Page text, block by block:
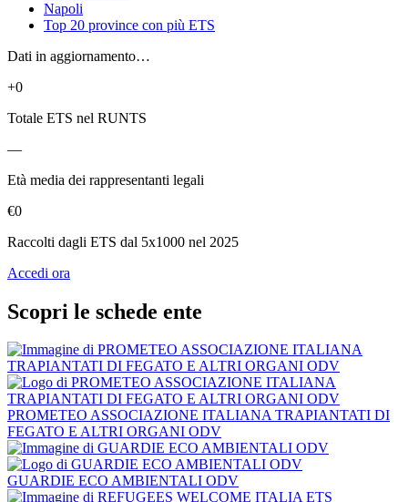
Napoli
Top 20 province con più ETS
Dati in aggiornamento…
+0
Totale ETS nel RUNTS
—
Età media dei rappresentanti legali
€0
Raccolti dagli ETS dal 5x1000 nel 2025
Accedi ora
Scopri le schede ente
PROMETEO ASSOCIAZIONE ITALIANA TRAPIANTATI DI
FEGATO E ALTRI ORGANI ODV
GUARDIE ECO AMBIENTALI ODV